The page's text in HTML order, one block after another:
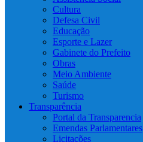
Cultura
Defesa Civil
Educação
Esporte e Lazer
Gabinete do Prefeito
Obras
Meio Ambiente
Saúde
Turismo
Transparência
Portal da Transparencia
Emendas Parlamentares
Licitações